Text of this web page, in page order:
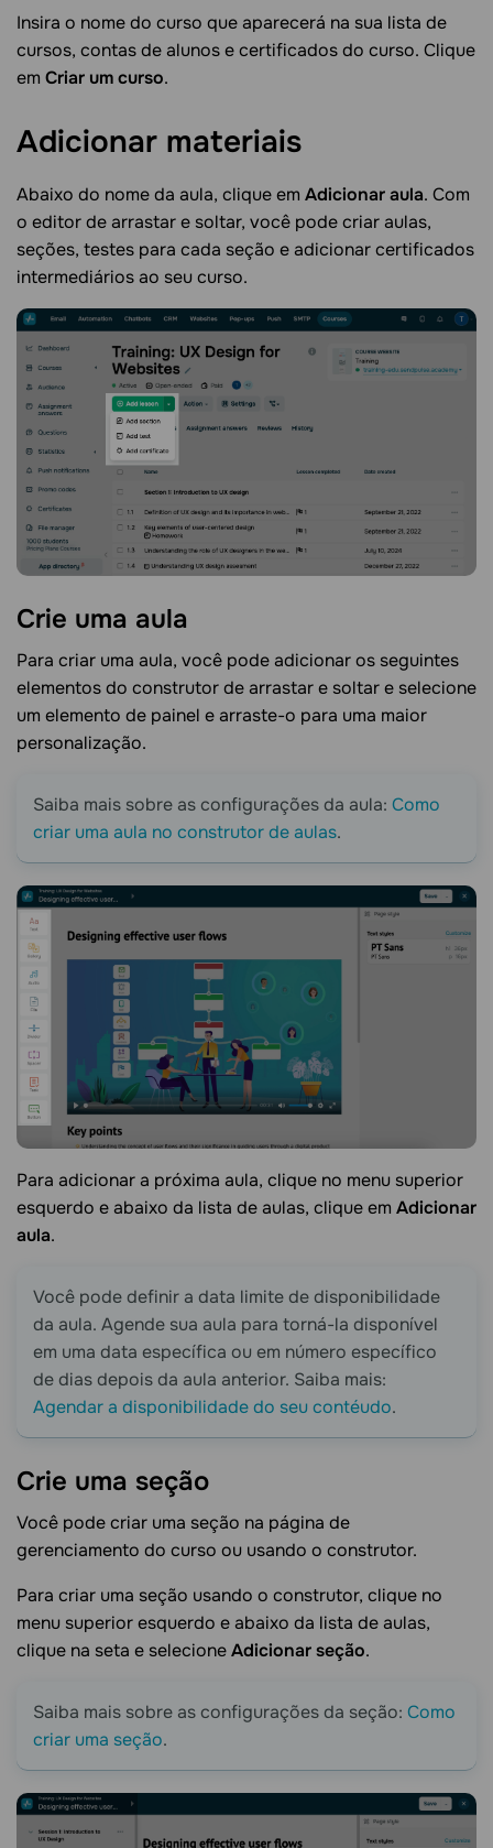
Insira o nome do curso que aparecerá na sua lista de
cursos, contas de alunos e certificados do curso. Clique
em Criar um curso.
Adicionar materiais
Abaixo do nome da aula, clique em Adicionar aula. Com
o editor de arrastar e soltar, você pode criar aulas,
seções, testes para cada seção e adicionar certificados
intermediários ao seu curso.
Crie uma aula
Para criar uma aula, você pode adicionar os seguintes
elementos do construtor de arrastar e soltar e selecione
um elemento de painel e arraste-o para uma maior
personalização.
Saiba mais sobre as configurações da aula: Como
criar uma aula no construtor de aulas.
Para adicionar a próxima aula, clique no menu superior
esquerdo e abaixo da lista de aulas, clique em Adicionar
aula.
Você pode definir a data limite de disponibilidade
da aula. Agende sua aula para torná-la disponível
em uma data específica ou em número específico
de dias depois da aula anterior. Saiba mais:
Agendar a disponibilidade do seu contéudo.
Crie uma seção
Você pode criar uma seção na página de
gerenciamento do curso ou usando o construtor.
Para criar uma seção usando o construtor, clique no
menu superior esquerdo e abaixo da lista de aulas,
clique na seta e selecioneAdicionar seção.
Saiba mais sobre as configurações da seção: Como
criar uma seção.